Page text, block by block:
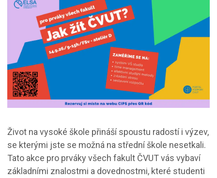
Život na vysoké škole přináší spoustu radostí i výzev,
se kterými jste se možná na střední škole nesetkali.
Tato akce pro prváky všech fakult ČVUT vás vybaví
základními znalostmi a dovednostmi, které studenti